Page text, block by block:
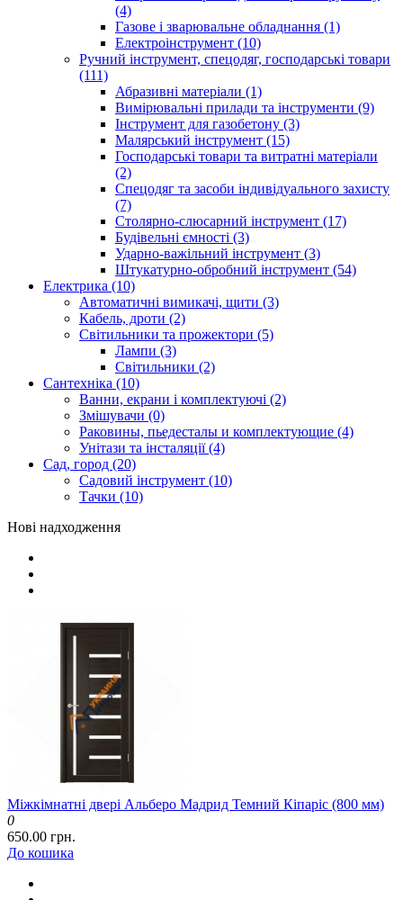
(4)
Газове і зварювальне обладнання (1)
Електроінструмент (10)
Ручний інструмент, спецодяг, господарські товари
(111)
Абразивні матеріали (1)
Вимірювальні прилади та інструменти (9)
Інструмент для газобетону (3)
Малярський інструмент (15)
Господарські товари та витратні матеріали
(2)
Спецодяг та засоби індивідуального захисту
(7)
Столярно-слюсарний інструмент (17)
Будівельні ємності (3)
Ударно-важільний інструмент (3)
Штукатурно-обробний інструмент (54)
Електрика (10)
Автоматичні вимикачі, щити (3)
Кабель, дроти (2)
Світильники та прожектори (5)
Лампи (3)
Світильники (2)
Сантехніка (10)
Ванни, екрани і комплектуючі (2)
Змішувачи (0)
Раковины, пьедесталы и комплектующие (4)
Унітази та інсталяції (4)
Сад, город (20)
Садовий інструмент (10)
Тачки (10)
Нові надходження
Міжкімнатні двері Альберо Мадрид Темний Кіпаріс (800 мм)
0
650.00 грн.
До кошика